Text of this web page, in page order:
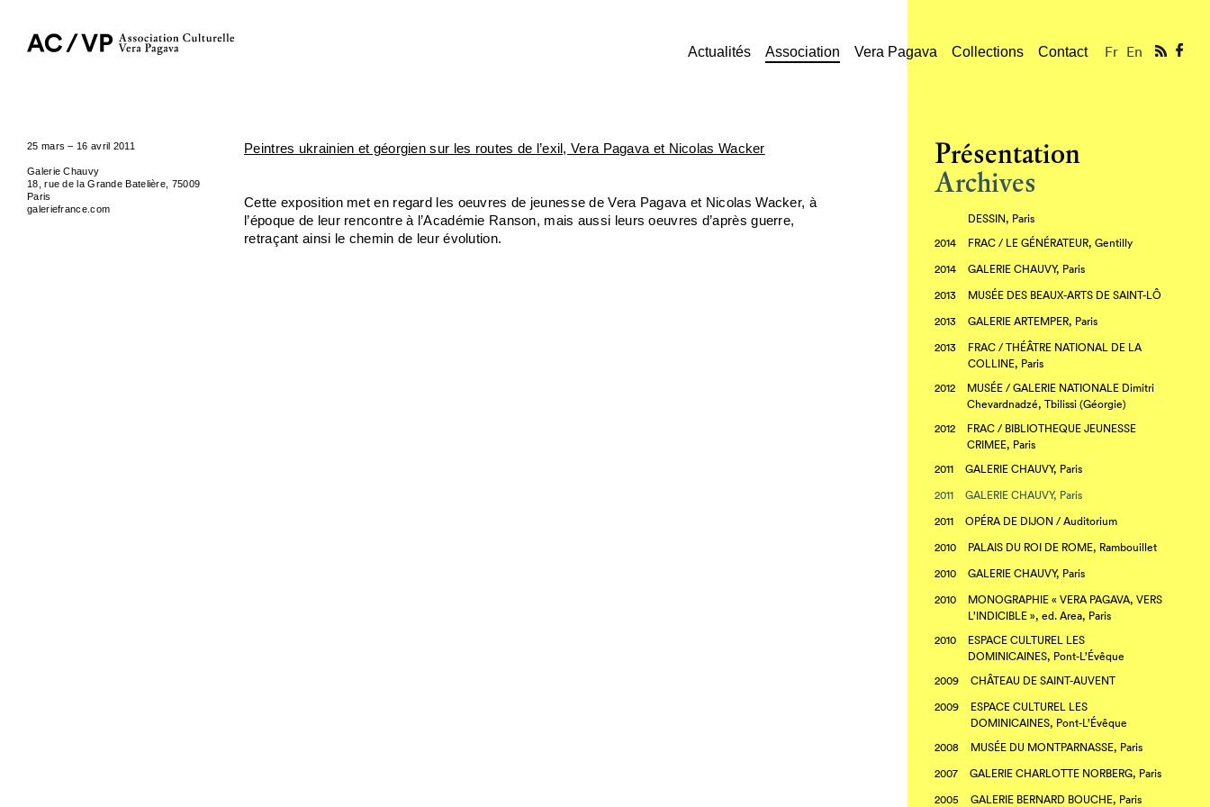
Actualités Association Vera Pagava Collections Contact Fr En
25 mars – 16 avril 2011
Galerie Chauvy
18, rue de la Grande Batelière, 75009
Paris
galeriefrance.com
Peintres ukrainien et géorgien sur les routes de l’exil, Vera Pagava et Nicolas Wacker
Cette exposition met en regard les oeuvres de jeunesse de Vera Pagava et Nicolas Wacker, à
l’époque de leur rencontre à l’Académie Ranson, mais aussi leurs oeuvres d’après guerre,
retraçant ainsi le chemin de leur évolution.
Présentation
Archives
2015
SALON PARIS BEAUX-ARTS / GALERIE
CHAUVY, Paris
2014
GALERIE ARTISYOU, St-Tropez
2014
MUSÉE DE GAJAC, Villeneuve-sur-Lot
DESSIN, Paris
2014
FRAC / LE GÉNÉRATEUR, Gentilly
2014
GALERIE CHAUVY, Paris
2013
MUSÉE DES BEAUX-ARTS DE SAINT-LÔ
2013
GALERIE ARTEMPER, Paris
2013
FRAC / THÉÂTRE NATIONAL DE LA
COLLINE, Paris
2012
MUSÉE / GALERIE NATIONALE Dimitri
Chevardnadzé, Tbilissi (Géorgie)
2012
FRAC / BIBLIOTHEQUE JEUNESSE
CRIMEE, Paris
2011
GALERIE CHAUVY, Paris
2011
GALERIE CHAUVY, Paris
2011
OPÉRA DE DIJON / Auditorium
2010
PALAIS DU ROI DE ROME, Rambouillet
2010
GALERIE CHAUVY, Paris
2010
MONOGRAPHIE « VERA PAGAVA, VERS
L’INDICIBLE », ed. Area, Paris
2010
ESPACE CULTUREL LES
DOMINICAINES, Pont-L’Évêque
2009
CHÂTEAU DE SAINT-AUVENT
2009
ESPACE CULTUREL LES
DOMINICAINES, Pont-L’Évêque
2008
MUSÉE DU MONTPARNASSE, Paris
2007
GALERIE CHARLOTTE NORBERG, Paris
2005
GALERIE BERNARD BOUCHE, Paris